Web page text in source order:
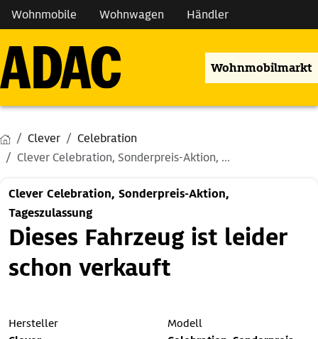
Wohnmobile Wohnwagen Händler
Wohnmobilmarkt
Clever
Celebration
Clever Celebration, Sonderpreis-Aktion, ...
Clever Celebration, Sonderpreis-Aktion,
Tageszulassung
Dieses Fahrzeug ist leider
schon verkauft
Hersteller
Modell